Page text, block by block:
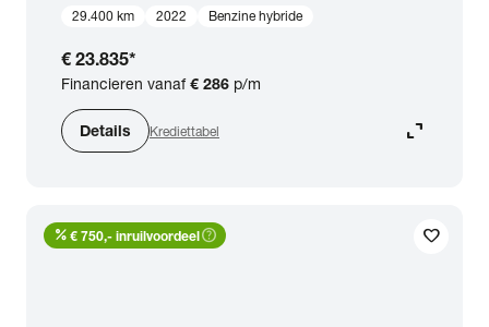
29.400 km 2022 Benzine hybride
€ 23.835*
Financieren vanaf€ 286 p/m
Details Krediettabel expand_content
favorite
percent € 750,- inruilvoordeelhelp_outline